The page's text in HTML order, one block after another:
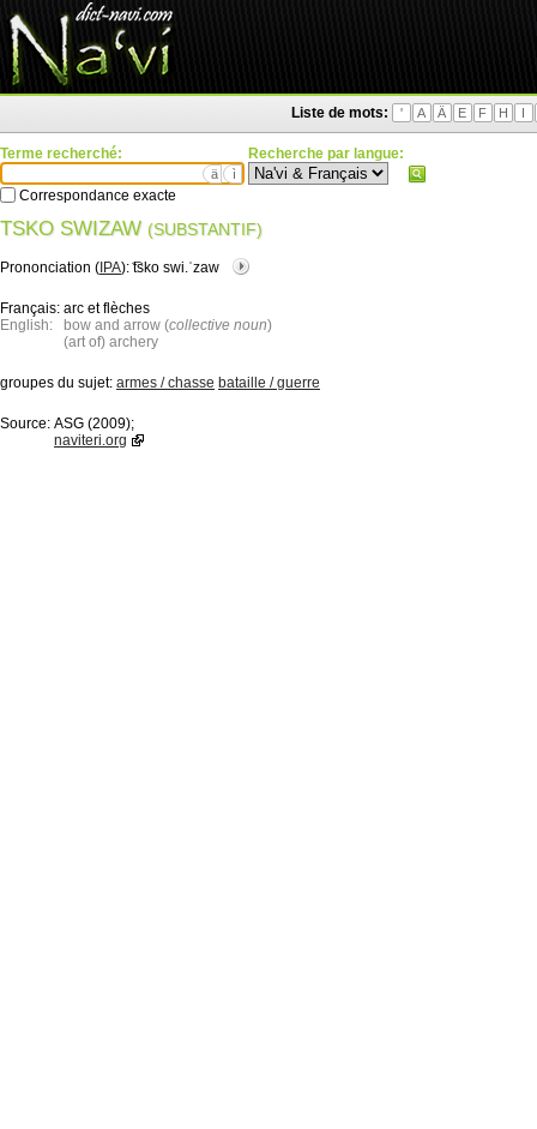
Liste de mots: ' A Ä E F H I
Terme recherché:
ä ì
Correspondance exacte
Recherche par langue:
TSKO SWIZAW (SUBSTANTIF)
Prononciation ( IPA):͡tsko swi.ˈzaw
Français: arc et flèches
English:
bow and arrow (collective noun)
(art of) archery
groupes du sujet: armes / chasse bataille / guerre
Source: ASG (2009);
naviteri.org